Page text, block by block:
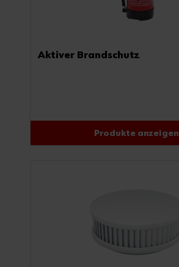
Aktiver Brandschutz
Produkte anzeigen